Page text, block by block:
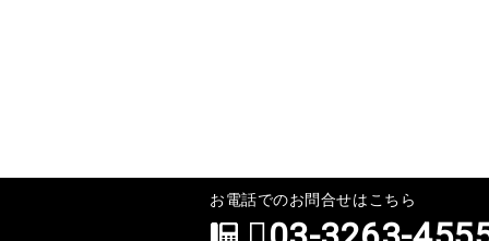
お電話でのお問合せはこちら